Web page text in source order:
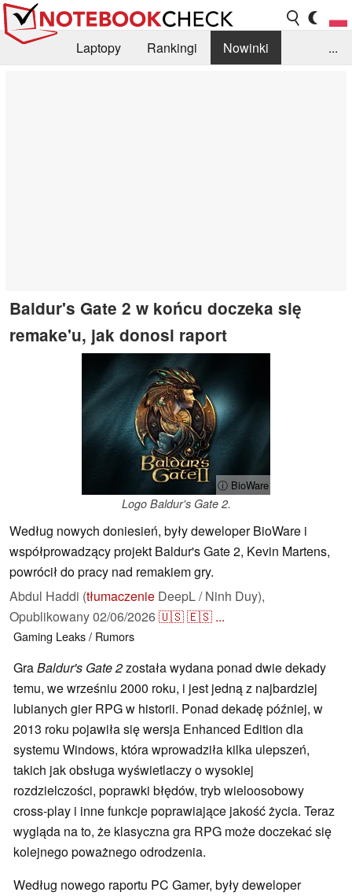
Laptopy Rankingi
Nowinki
...
Baldur's Gate 2 w końcu doczeka się
remake'u, jak donosi raport
ⓘ BioWare
Logo Baldur's Gate 2.
Według nowych doniesień, były deweloper BioWare i
współprowadzący projekt Baldur's Gate 2, Kevin Martens,
powrócił do pracy nad remakiem gry.
Abdul Haddi (tłumaczenie DeepL / Ninh Duy),
Opublikowany02/06/2026🇺🇸🇪🇸 ...
Gaming Leaks / Rumors
GraBaldur's Gate 2została wydana ponad dwie dekady
temu, we wrześniu 2000 roku, i jest jedną z najbardziej
lubianych gier RPG w historii. Ponad dekadę później, w
2013 roku pojawiła się wersja Enhanced Edition dla
systemu Windows, która wprowadziła kilka ulepszeń,
takich jak obsługa wyświetlaczy o wysokiej
rozdzielczości, poprawki błędów, tryb wieloosobowy
cross-play i inne funkcje poprawiające jakość życia. Teraz
wygląda na to, że klasyczna gra RPG może doczekać się
kolejnego poważnego odrodzenia.
Według nowego raportu PC Gamer, były deweloper